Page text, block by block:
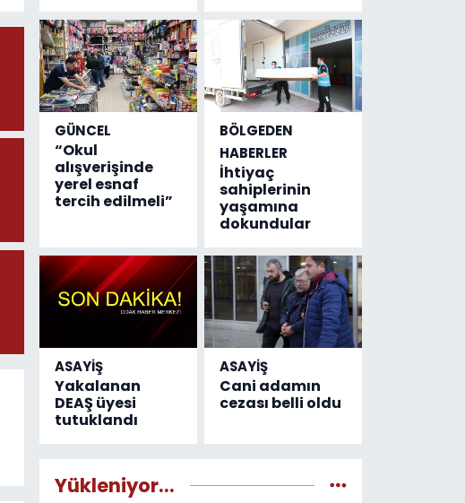
GÜNCEL
“Okul
alışverişinde
yerel esnaf
tercih edilmeli”
BÖLGEDEN
HABERLER
İhtiyaç
sahiplerinin
yaşamına
dokundular
ASAYİŞ
Yakalanan
DEAŞ üyesi
tutuklandı
ASAYİŞ
Cani adamın
cezası belli oldu
Yükleniyor...